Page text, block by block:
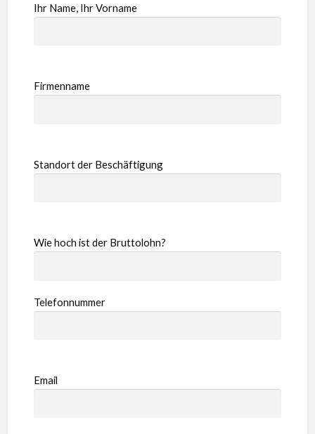
Ihr Name, Ihr Vorname
Firmenname
Standort der Beschäftigung
Wie hoch ist der Bruttolohn?
Telefonnummer
Email